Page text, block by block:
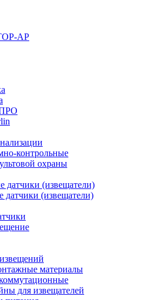
АР
контрольные
охраны
датчики (извещатели)
датчики (извещатели)
материалы
для извещателей